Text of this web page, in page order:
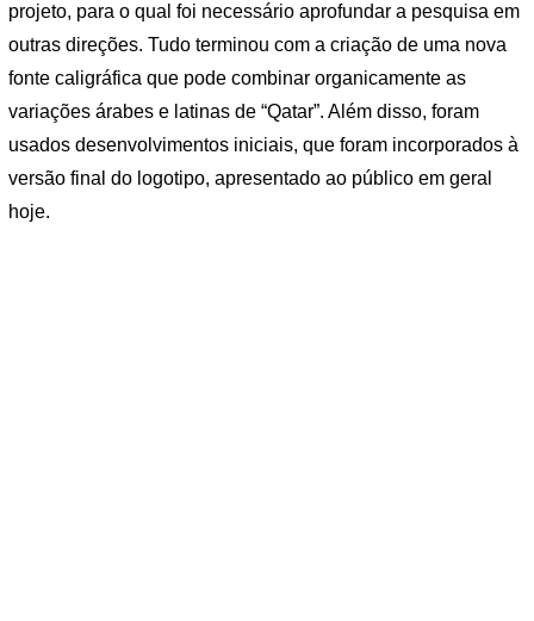
projeto, para o qual foi necessário aprofundar a pesquisa em
outras direções. Tudo terminou com a criação de uma nova
fonte caligráfica que pode combinar organicamente as
variações árabes e latinas de “Qatar”. Além disso, foram
usados ​​desenvolvimentos iniciais, que foram incorporados à
versão final do logotipo, apresentado ao público em geral
hoje.